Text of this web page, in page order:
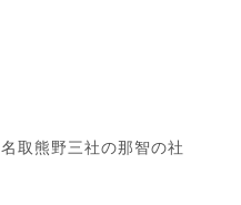
名取熊野三社の那智の社